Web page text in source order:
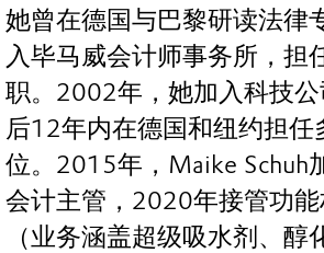
她曾在德国与巴黎研读法律
入毕马威会计师事务所，担
职。2002年，她加入科技
后12年内在德国和纽约担任
位。2015年，Maike Schuh
会计主管，2020年接管功
（业务涵盖超级吸水剂、醇